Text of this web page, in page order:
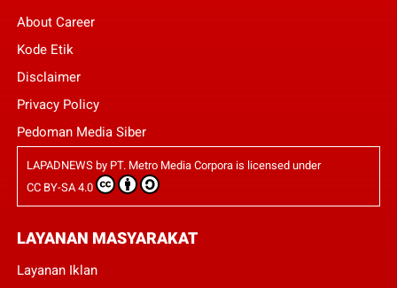
About Career
Kode Etik
Disclaimer
Privacy Policy
Pedoman Media Siber
LAPADNEWSby PT. Metro Media Corporais licensed under
CC BY-SA 4.0
LAYANAN MASYARAKAT
Layanan Iklan